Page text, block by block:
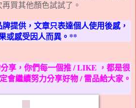
買其他顏色試試了。
牌提供，文章只表達個人使用後感，
或感受因人而異。**
享，你們每一個推 / LIKE ，都是很
會繼續努力分享好物 / 雷品給大家。